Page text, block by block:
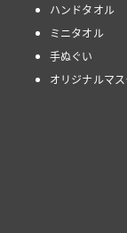
ハンドタオル
ミニタオル
手ぬぐい
オリジナルマス